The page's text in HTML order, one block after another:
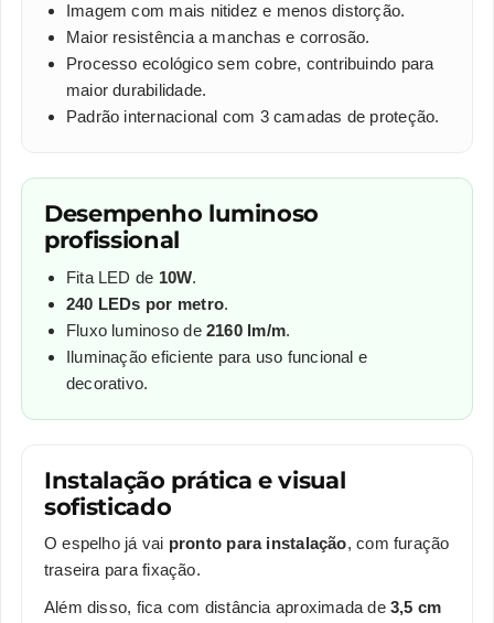
Imagem com mais nitidez e menos distorção.
Maior resistência a manchas e corrosão.
Processo ecológico sem cobre, contribuindo para
maior durabilidade.
Padrão internacional com 3 camadas de proteção.
Desempenho luminoso
profissional
Fita LED de 10W.
240 LEDs por metro.
Fluxo luminoso de 2160 lm/m.
Iluminação eficiente para uso funcional e
decorativo.
Instalação prática e visual
sofisticado
O espelho já vai pronto para instalação, com furação
traseira para fixação.
Além disso, fica com distância aproximada de3,5 cm